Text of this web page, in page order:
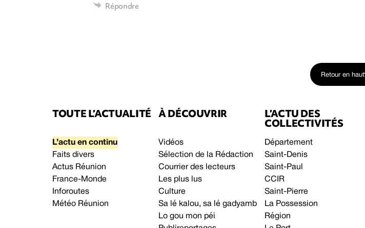
Répondre
Retour en haut
TOUTE L’ACTUALITÉ
L’actu en continu
Faits divers
Actus Réunion
France-Monde
Inforoutes
Météo Réunion
À DÉCOUVRIR
Vidéos
Sélection de la Rédaction
Courrier des lecteurs
Les plus lus
Culture
Sa lé kalou, sa lé gadyamb
Lo gou mon péi
L’ACTU DES
COLLECTIVITÉS
Département
Saint-Denis
Saint-Paul
CCIR
Saint-Pierre
La Possession
Région